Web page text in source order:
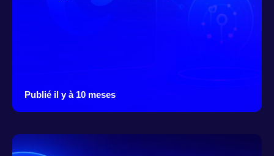
Publié il y à 10 meses